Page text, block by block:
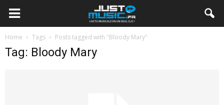
Home Tags Posts tagged with "Bloody Mary"
Tag: Bloody Mary